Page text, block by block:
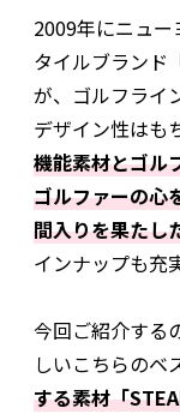
2009年にニュ
タイルブランド
が、ゴルフライ
デザイン性はも
機能素材とゴル
ゴルファーの心
間入りを果たし
インナップも充
今回ご紹介する
しいこちらのベ
する素材「